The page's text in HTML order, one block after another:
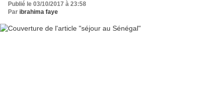
Publié le 03/10/2017 à 23:58
Par ibrahima faye